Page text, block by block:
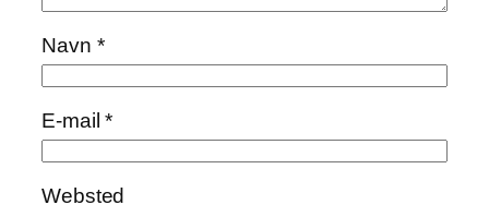
Navn *
E-mail*
Websted